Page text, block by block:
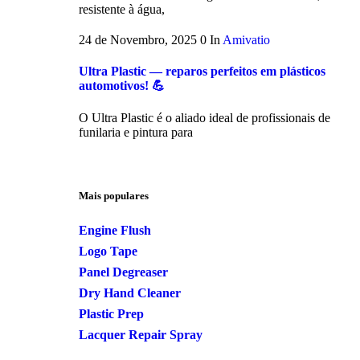
resistente à água,
24 de Novembro, 2025 0 In Amivatio
Ultra Plastic — reparos perfeitos em plásticos
automotivos! 💪
O Ultra Plastic é o aliado ideal de profissionais de
funilaria e pintura para
Mais populares
Engine Flush
Logo Tape
Panel Degreaser
Dry Hand Cleaner
Plastic Prep
Lacquer Repair Spray